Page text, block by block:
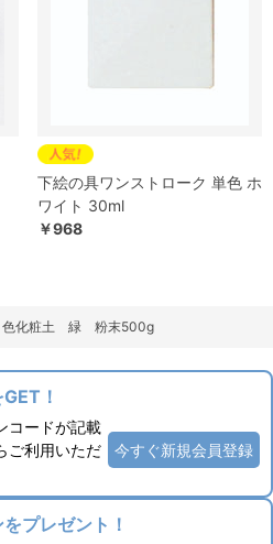
下絵の具ワンストローク 単色 ホ
ワイト 30ml
￥968
色化粧土 緑 粉末500g
！
コードが記載
ご利用いただ
今すぐ新規会員登録
プレゼント！